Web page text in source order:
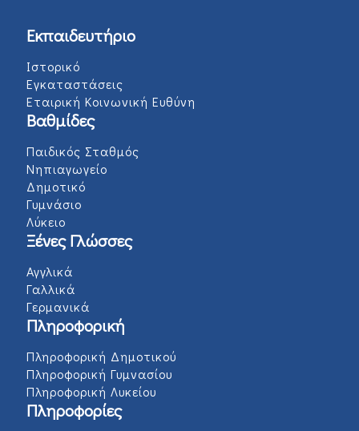
Εκπαιδευτήριο
Ιστορικό
Εγκαταστάσεις
Εταιρική Κοινωνική Ευθύνη
Βαθμίδες
Παιδικός Σταθμός
Νηπιαγωγείο
Δημοτικό
Γυμνάσιο
Λύκειο
Ξένες Γλώσσες
Αγγλικά
Γαλλικά
Γερμανικά
Πληροφορική
Πληροφορική Δημοτικού
Πληροφορική Γυμνασίου
Πληροφορική Λυκείου
Πληροφορίες